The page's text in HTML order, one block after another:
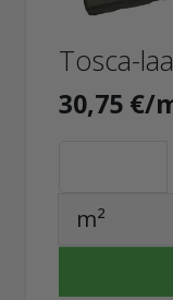
Tosca-
30,75 €/
m²